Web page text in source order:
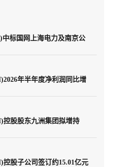
中标国网上海电力及南京公
年半年度净利润同比增
控股股东九洲集团拟增持
控股子公司签订约15.01亿元